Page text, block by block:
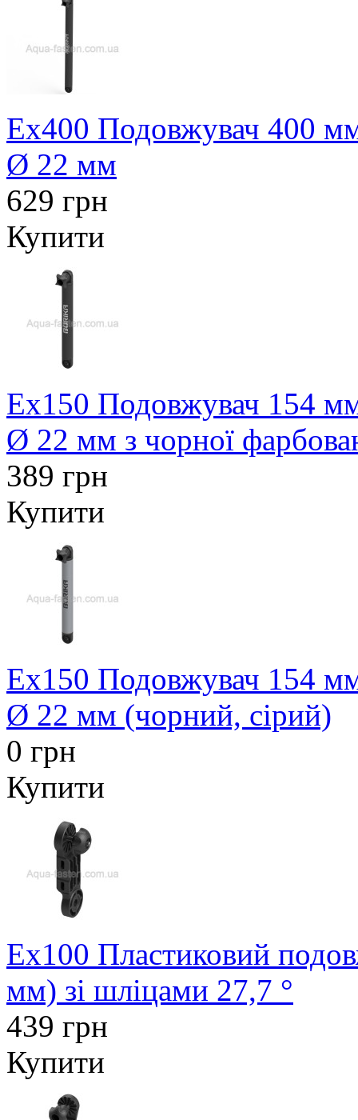
Ex400 Подовжувач 400 мм
Ø 22 мм
629 грн
Купити
Ex150 Подовжувач 154 мм
Ø 22 мм з чорної
389 грн
Купити
Ex150 Подовжувач 154 мм
Ø 22 мм (чорний, сірий)
0 грн
Купити
Ex100 Пластиковий
мм) зі шліцами 27,7 °
439 грн
Купити